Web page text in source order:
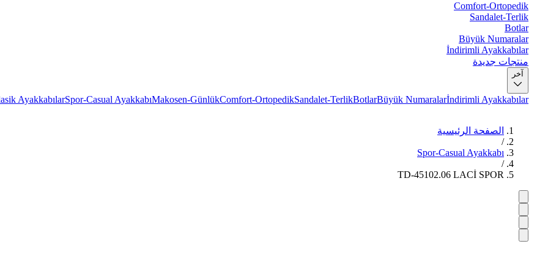
Comfort-Ortopedik
Sandalet-Terlik
Botlar
Büyük Numaralar
İndirimli Ayakkabılar
منتجات جديدة
آخر
AyakkabılarSpor-Casual AyakkabıMakosen-GünlükComfort-OrtopedikSandalet-TerlikBotlarBüyük Numaralarİndirimli Ayakkabılar
الصفحة الرئيسية
/
Spor-Casual Ayakkabı
/
TD-45102.06 LACİ SPOR